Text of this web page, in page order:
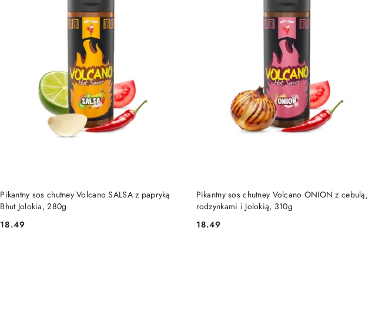
Pikantny sos chutney Volcano SALSA z papryką
Bhut Jolokia, 280g
Cena:
18.49
DO KOSZYKA
Pikantny sos chutney Volcano ONION z cebulą,
rodzynkami i Jolokią, 310g
Cena:
18.49
DO KOSZYKA